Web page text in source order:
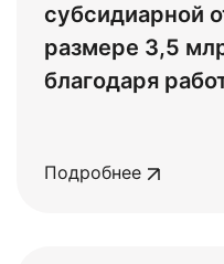
субсидиарной
размере 3,5
благодаря
Подробнее